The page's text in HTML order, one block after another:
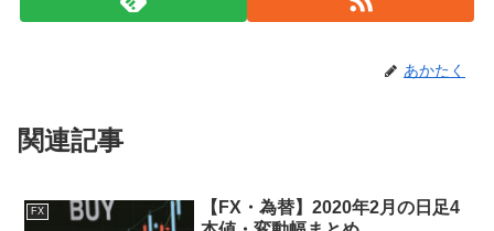
あかたく
関連記事
FX
【FX・為替】2020年2月の日足4